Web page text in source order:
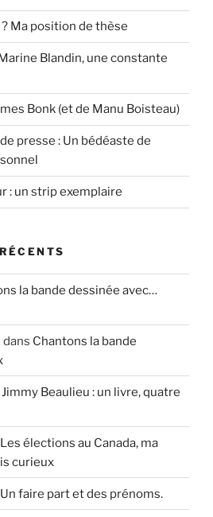
Ma position de thèse
Blandin, une constante
Bonk (et de Manu Boisteau)
presse : Un bédéaste de
: un strip exemplaire
la bande dessinée avec…
dans Chantons la bande
Jimmy Beaulieu : un livre, quatre
Les élections au Canada, ma
curieux
Un faire part et des prénoms.